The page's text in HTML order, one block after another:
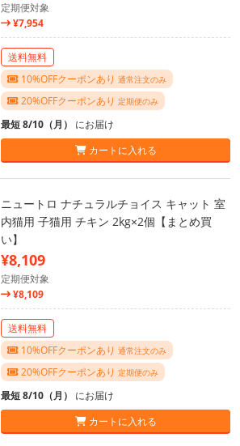
定期便対象
¥7,954
送料無料
10%OFFクーポンあり 通常注文のみ
20%OFFクーポンあり 定期便のみ
最短 8/10（月） にお届け
カートに入れる
ニュートロ ナチュラルチョイス キャット 室
内猫用 子猫用 チキン 2kg×2個【まとめ買
い】
¥8,109
定期便対象
¥8,109
送料無料
10%OFFクーポンあり 通常注文のみ
20%OFFクーポンあり 定期便のみ
最短 8/10（月） にお届け
カートに入れる